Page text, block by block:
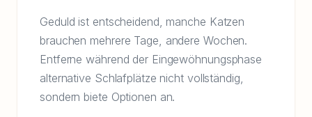
Geduld ist entscheidend, manche Katzen
brauchen mehrere Tage, andere Wochen.
Entferne während der Eingewöhnungsphase
alternative Schlafplätze nicht vollständig,
sondern biete Optionen an.